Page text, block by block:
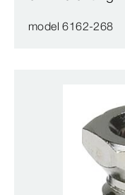
model 6162-268